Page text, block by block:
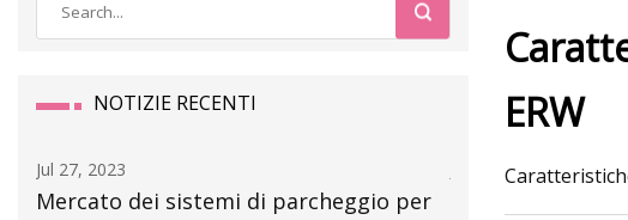
NOTIZIE RECENTI
Jul 27, 2023
Mercato dei sistemi di parcheggio per
Jul 21, 2023
ERW